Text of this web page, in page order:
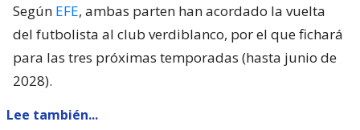
Según EFE, ambas parten han acordado la vuelta
del futbolista al club verdiblanco, por el que fichará
para las tres próximas temporadas (hasta junio de
2028).
Lee también...